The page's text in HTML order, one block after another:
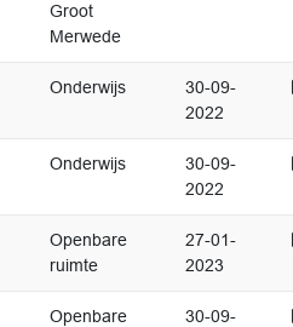
Groot
Merwede
Onderwijs
30-09-
2022
Onderwijs
30-09-
2022
Openbare
ruimte
27-01-
2023
Openbare
30-09-